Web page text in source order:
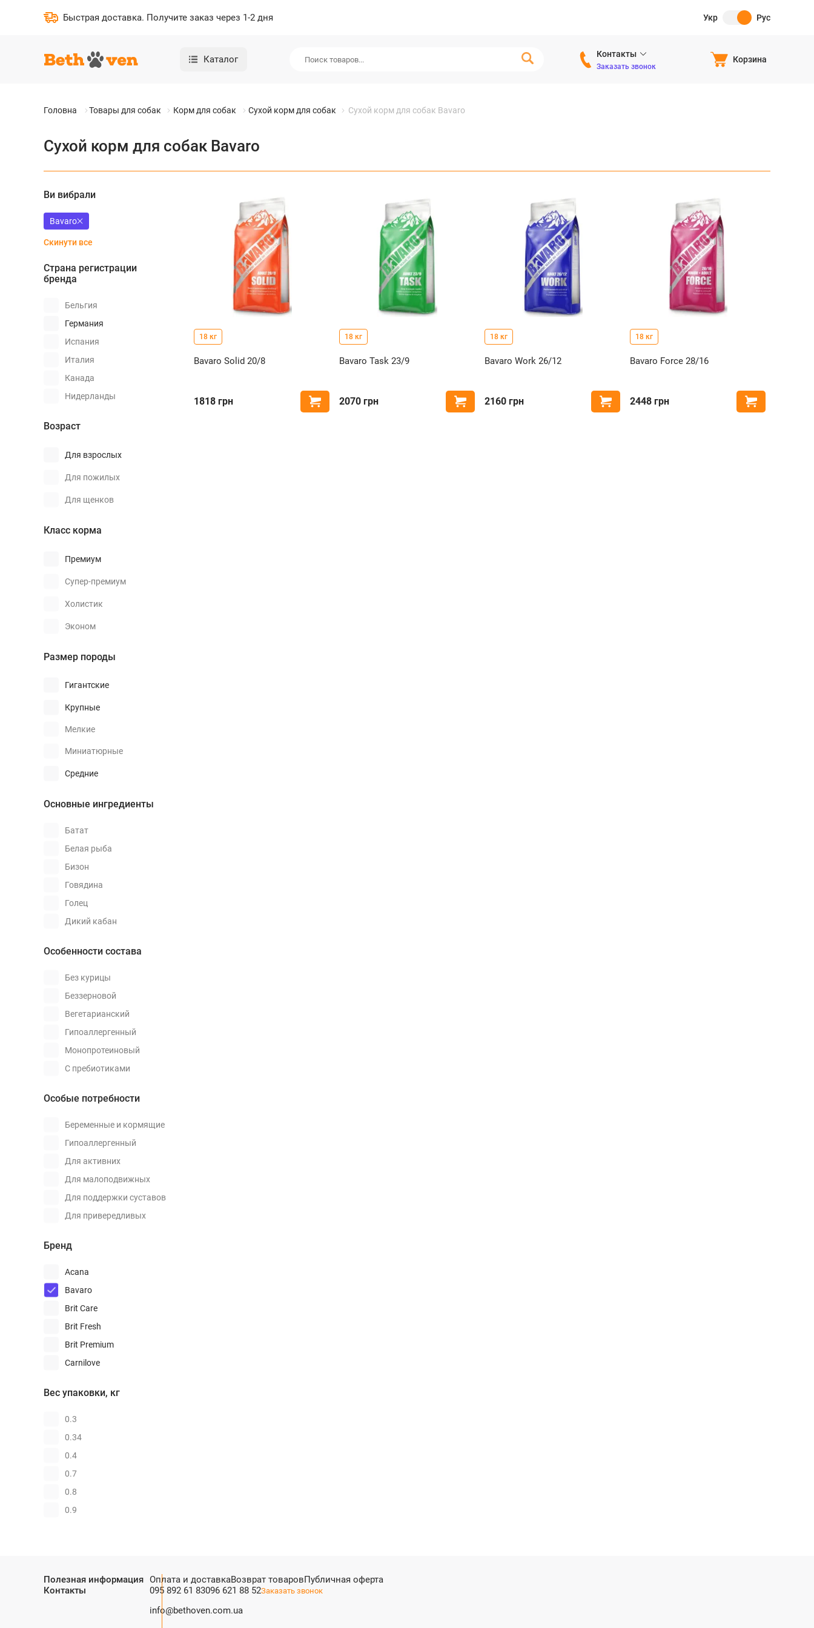
Быстрая доставка. Получите заказ через 1-2 дня Укр Рус
Каталог
Контакты
Заказать звонок
Корзина
Головна Товары для собак Корм для собак Сухой корм для собак Сухой корм для собак Bavaro
Сухой корм для собак Bavaro
Ви вибрали
Bavaro
Скинути все
Страна регистрации
бренда
Бельгия
Германия
Испания
Италия
Канада
Нидерланды
Украина
Чехия
Возраст
Для взрослых
Для пожилых
Для щенков
Класс корма
Премиум
Супер-премиум
Холистик
Эконом
Размер породы
Гигантские
Крупные
Мелкие
Миниатюрные
Средние
Основные ингредиенты
Батат
Белая рыба
Бизон
Говядина
Голец
Дикий кабан
Камбала
Козлятина
Кролик
Курица
Лосось
Макрель
Морской окунь
Насекомые
Оленина
Перепелка
Путасу
Рыба
Сардины
Свинина
Солея
Телятина
Треска
Тунец
Утка
Форель
Особенности состава
Без курицы
Беззерновой
Вегетарианский
Гипоаллергенный
Монопротеиновый
С пребиотиками
Особые потребности
Беременные и кормящие
Гипоаллергенный
Для активних
Для малоподвижных
Для поддержки суставов
Для привередливых
Для стерилизованных
Для укрепления
иммунитета
Здоровье кожи и шерсти
Здоровье мочевой
Бренд
Acana
Bavaro
Brit Care
Brit Fresh
Brit Premium
Carnilove
GO!
Grandorf
Green Petfood
Half&Half
Hill's
Home Food
Josera
Orijen
Вес упаковки, кг
0.3
0.34
0.4
0.7
0.8
0.9
1.6
18 кг
Bavaro Solid 20/8
1818 грн Купить
18 кг
Bavaro Task 23/9
2070 грн Купить
18 кг
Bavaro Work 26/12
2160 грн Купить
18 кг
Bavaro Force 28/16
2448 грн
Полезная информация Оплата и доставкаВозврат товаровПубличная оферта
Контакты
095 892 61 83096 621 88 52Заказать звонок
info@bethoven.com.ua